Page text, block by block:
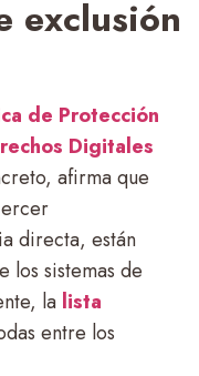
exclusión
de Protección
Digitales
afirma que
directa, están
los sistemas de
la lista
entre los